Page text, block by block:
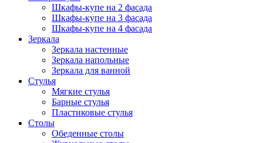
Шкафы-купе на 2 фасада
Шкафы-купе на 3 фасада
Шкафы-купе на 4 фасада
Зеркала
Зеркала настенные
Зеркала напольные
Зеркала для ванной
Стулья
Мягкие стулья
Барные стулья
Пластиковые стулья
Столы
Обеденные столы